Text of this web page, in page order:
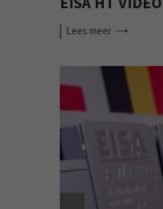
Lees meer